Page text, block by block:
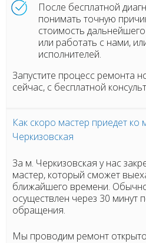
После бесплатной
понимать точную
стоимость
или работать с нами,
исполнителей.
Запустите процесс ремонта
сейчас, с бесплатной
Как скоро мастер приедет ко
Черкизовская
За м. Черкизовская у нас
мастер, который сможет
ближайшего времени.
осуществлен через 30 минут
обращения.
Мы проводим ремонт